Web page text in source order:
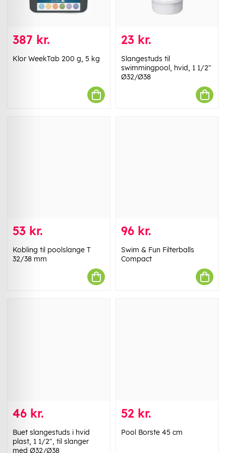
387 kr.
Klor WeekTab 200 g, 5 kg
23 kr.
Slangestuds til
swimmingpool, hvid, 1 1/2"
Ø32/Ø38
53 kr.
Kobling til poolslange T
32/38 mm
96 kr.
Swim & Fun Filterballs
Compact
46 kr.
Buet slangestuds i hvid
plast, 1 1/2", til slanger
med Ø32/Ø38
52 kr.
Pool Borste 45 cm